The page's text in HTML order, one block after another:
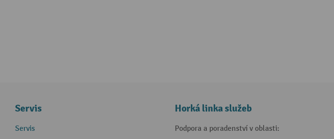
Servis
Servis
Horká linka služeb
Podpora a poradenství v oblasti: